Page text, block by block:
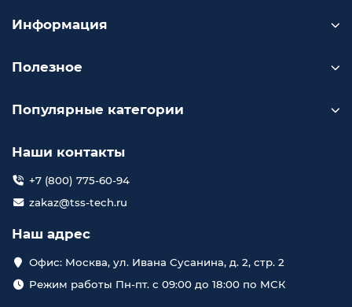
Информация
Полезное
Популярные категории
Наши контакты
+7 (800) 775-60-94
zakaz@tss-tech.ru
Наш адрес
Офис: Москва, ул. Ивана Сусанина, д. 2, стр. 2
Режим работы Пн-пт. с 09:00 до 18:00 по МСК